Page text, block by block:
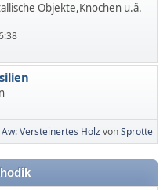
Objekte,Knochen u.ä.
Aw: Versteinertes HolzvonSprotte